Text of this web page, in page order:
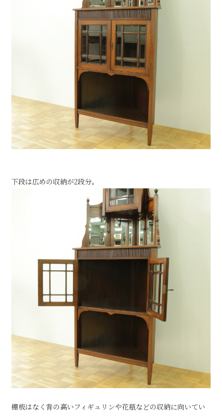
下段は広めの収納が2段分。
棚板はなく背の高いフィギュリンや花瓶などの収納に向いてい